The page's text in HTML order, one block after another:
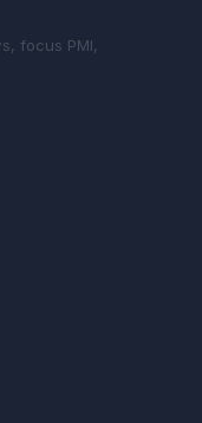
focus PMI,